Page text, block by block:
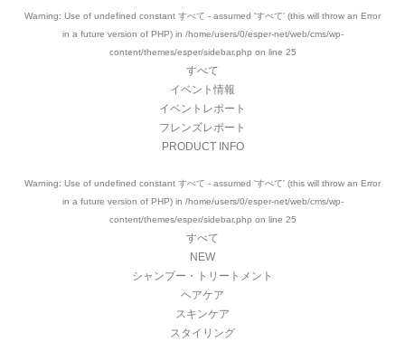
Warning: Use of undefined constant すべて - assumed 'すべて' (this will throw an Error
in a future version of PHP) in /home/users/0/esper-net/web/cms/wp-
content/themes/esper/sidebar.php on line 25
すべて
イベント情報
イベントレポート
フレンズレポート
PRODUCT INFO
Warning: Use of undefined constant すべて - assumed 'すべて' (this will throw an Error
in a future version of PHP) in /home/users/0/esper-net/web/cms/wp-
content/themes/esper/sidebar.php on line 25
すべて
NEW
シャンプー・トリートメント
ヘアケア
スキンケア
スタイリング